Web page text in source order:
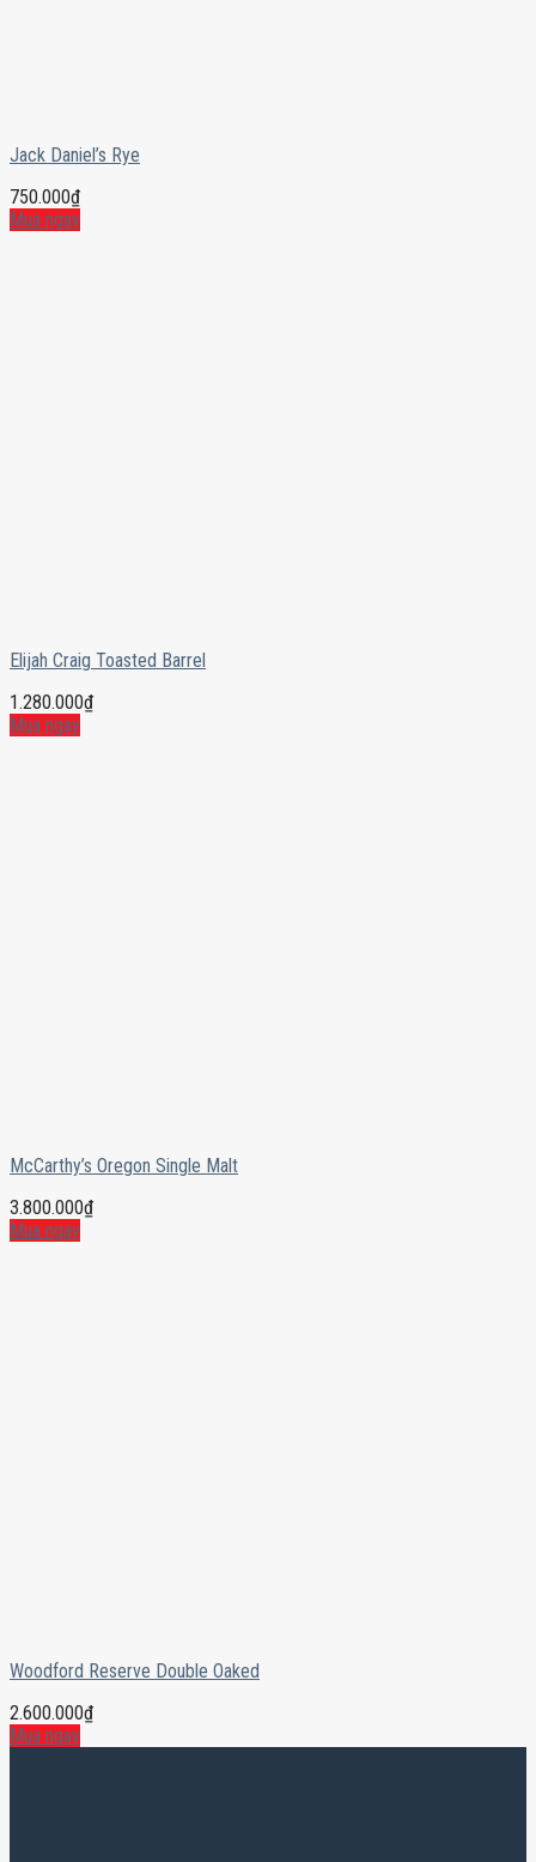
Jack Daniel’s Rye
750.000₫
Mua ngay
Elijah Craig Toasted Barrel
1.280.000₫
Mua ngay
McCarthy’s Oregon Single Malt
3.800.000₫
Mua ngay
Woodford Reserve Double Oaked
2.600.000₫
Mua ngay